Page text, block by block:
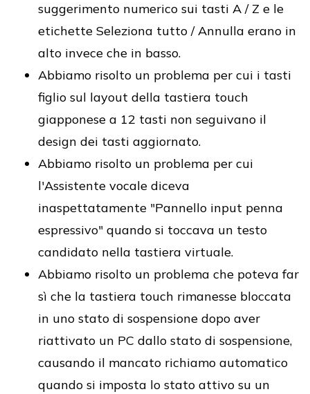
suggerimento numerico sui tasti A / Z e le
etichette Seleziona tutto / Annulla erano in
alto invece che in basso.
Abbiamo risolto un problema per cui i tasti
figlio sul layout della tastiera touch
giapponese a 12 tasti non seguivano il
design dei tasti aggiornato.
Abbiamo risolto un problema per cui
l'Assistente vocale diceva
inaspettatamente "Pannello input penna
espressivo" quando si toccava un testo
candidato nella tastiera virtuale.
Abbiamo risolto un problema che poteva far
sì che la tastiera touch rimanesse bloccata
in uno stato di sospensione dopo aver
riattivato un PC dallo stato di sospensione,
causando il mancato richiamo automatico
quando si imposta lo stato attivo su un